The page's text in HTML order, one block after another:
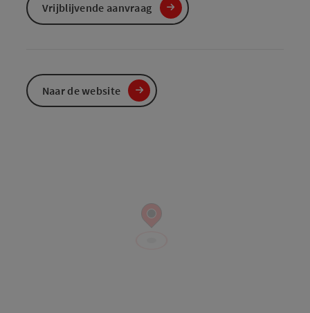
Vrijblijvende aanvraag
Naar de website